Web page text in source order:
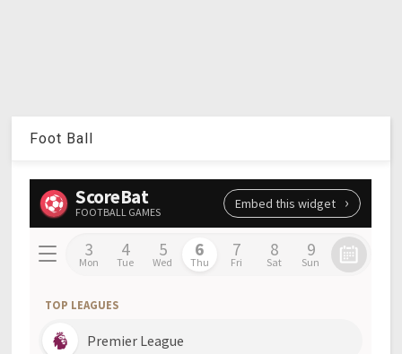
Foot Ball